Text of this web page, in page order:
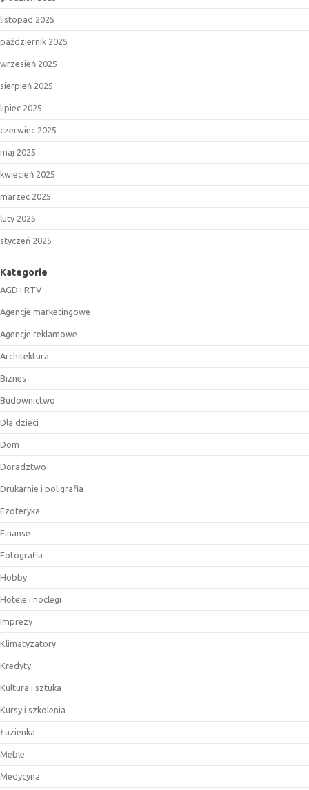
listopad 2025
październik 2025
wrzesień 2025
sierpień 2025
lipiec 2025
czerwiec 2025
maj 2025
kwiecień 2025
marzec 2025
luty 2025
styczeń 2025
Kategorie
AGD i RTV
Agencje marketingowe
Agencje reklamowe
Architektura
Biznes
Budownictwo
Dla dzieci
Dom
Doradztwo
Drukarnie i poligrafia
Ezoteryka
Finanse
Fotografia
Hobby
Hotele i noclegi
Imprezy
Klimatyzatory
Kredyty
Kultura i sztuka
Kursy i szkolenia
Łazienka
Meble
Medycyna